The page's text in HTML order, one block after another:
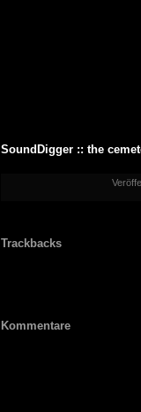
SoundDigger :: the
Trackbacks
Kommentare